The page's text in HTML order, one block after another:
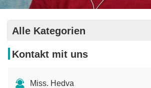
Alle Kategorien
Kontakt mit uns
Miss. Hedva